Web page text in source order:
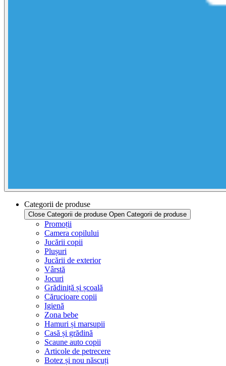
Categorii de produse
Close Categorii de produse Open Categorii de produse
Promoții
Camera copilului
Jucării copii
Plușuri
Jucării de exterior
Vârstă
Jocuri
Grădiniță și școală
Cărucioare copii
Igienă
Zona bebe
Hamuri și marsupii
Casă și grădină
Scaune auto copii
Articole de petrecere
Botez și nou născuți